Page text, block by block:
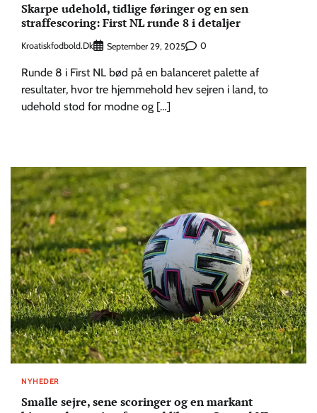
Skarpe udehold, tidlige føringer og en sen
straffescoring: First NL runde 8 i detaljer
Kroatiskfodbold.dk September 29, 2025 0
Runde 8 i First NL bød på en balanceret palette af
resultater, hvor tre hjemmehold hev sejren i land, to
udehold stod for modne og […]
NYHEDER
Smalle sejre, sene scoringer og en markant